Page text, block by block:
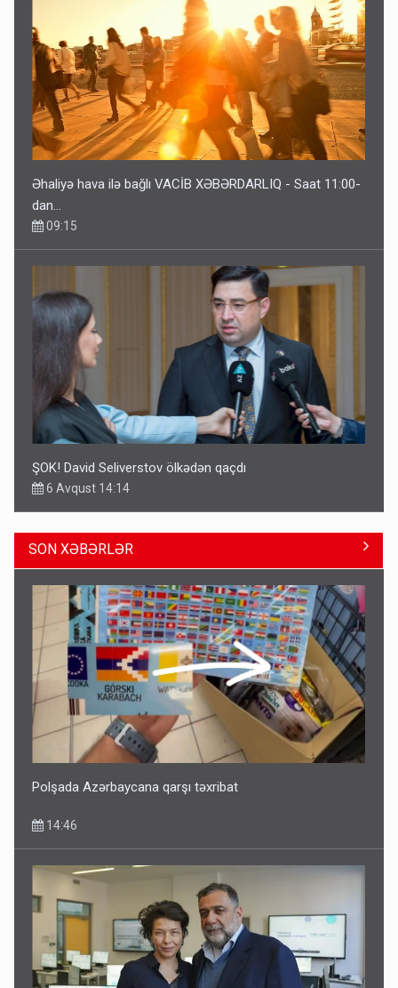
Əhaliyə hava ilə bağlı VACİB XƏBƏRDARLIQ - Saat 11:00-
dan…
09:15
ŞOK! David Seliverstov ölkədən qaçdı
6 Avqust 14:14
Geri çağırılan səfir Abel Məhərrəmovun oğludur - DOSYE
SON XƏBƏRLƏR
Polşada Azərbaycana qarşı təxribat
14:46